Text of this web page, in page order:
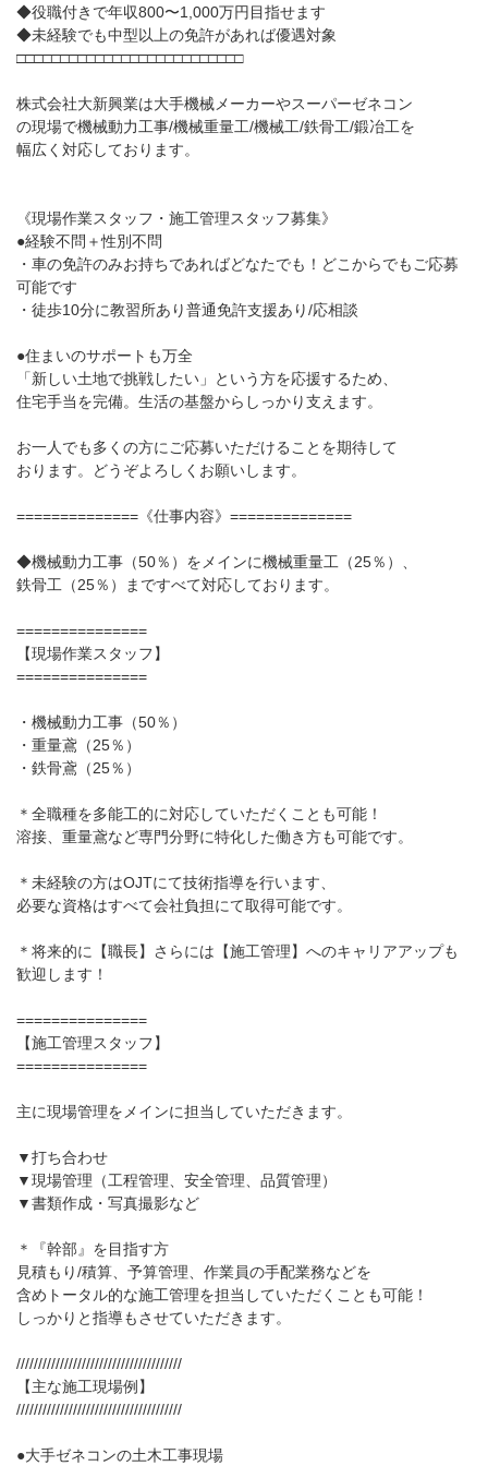
◆役職付きで年収800〜1,000万円目指せます
◆未経験でも中型以上の免許があれば優遇対象
□□□□□□□□□□□□□□□□□□□□□□□□□□
株式会社大新興業は大手機械メーカーやスーパーゼネコン
の現場で機械動力工事/機械重量工/機械工/鉄骨工/鍛冶工を
幅広く対応しております。
《現場作業スタッフ・施工管理スタッフ募集》
●経験不問＋性別不問
・車の免許のみお持ちであればどなたでも！どこからでもご応募
可能です
・徒歩10分に教習所あり普通免許支援あり/応相談
●住まいのサポートも万全
「新しい土地で挑戦したい」という方を応援するため、
住宅手当を完備。生活の基盤からしっかり支えます。
お一人でも多くの方にご応募いただけることを期待して
おります。どうぞよろしくお願いします。
==============《仕事内容》==============
◆機械動力工事（50％）をメインに機械重量工（25％）、
鉄骨工（25％）まですべて対応しております。
===============
【現場作業スタッフ】
===============
・機械動力工事（50％）
・重量鳶（25％）
・鉄骨鳶（25％）
＊全職種を多能工的に対応していただくことも可能！
溶接、重量鳶など専門分野に特化した働き方も可能です。
＊未経験の方はOJTにて技術指導を行います、
必要な資格はすべて会社負担にて取得可能です。
＊将来的に【職長】さらには【施工管理】へのキャリアアップも
歓迎します！
===============
【施工管理スタッフ】
===============
主に現場管理をメインに担当していただきます。
▼打ち合わせ
▼現場管理（工程管理、安全管理、品質管理）
▼書類作成・写真撮影など
＊『幹部』を目指す方
見積もり/積算、予算管理、作業員の手配業務などを
含めトータル的な施工管理を担当していただくことも可能！
しっかりと指導もさせていただきます。
//////////////////////////////////////
【主な施工現場例】
//////////////////////////////////////
●大手ゼネコンの土木工事現場